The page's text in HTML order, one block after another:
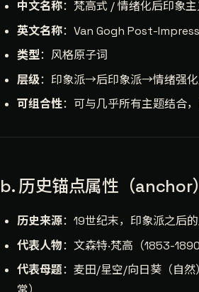
中文名称：梵高式 / 情绪化后印象
英文名称：Van Gogh Post-
类型：风格原子词
层级：印象派→后印象派→情绪强
可组合性：可与几乎所有主题结合
b. 历史锚点属性（anchor）
历史来源：19世纪末，印象派之后
代表人物：文森特·梵高（1853-1890
代表母题：麦田/星空/向日葵（自